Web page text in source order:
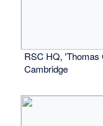
RSC HQ, 'Thomas
Cambridge